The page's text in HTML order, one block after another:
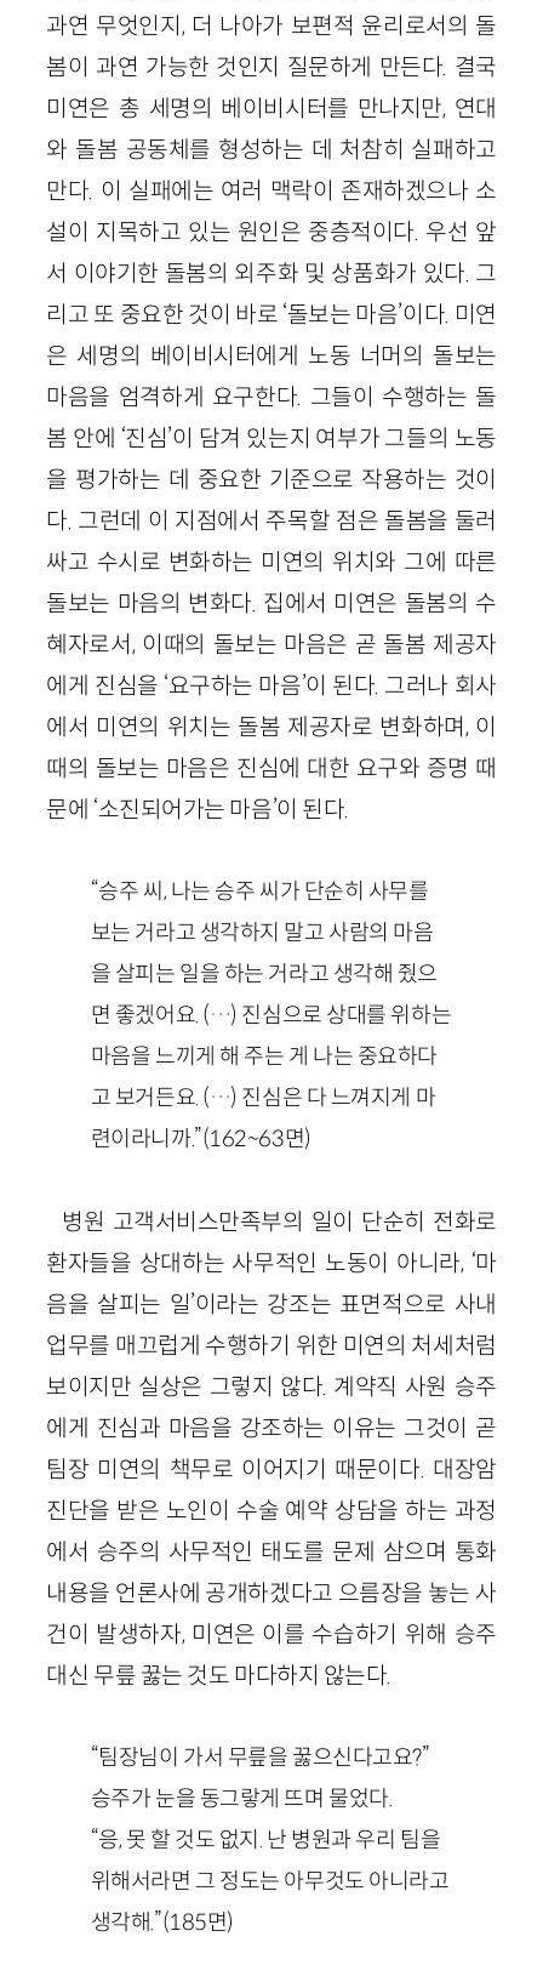
과연 무엇인지, 더 나아가 보편적 윤리로서의 돌
봄이 과연 가능한 것인지 질문하게 만든다. 결국
미연은 총 세명의 베이비시터를 만나지만, 연대
와 돌봄 공동체를 형성하는 데 처참히 실패하고
만다. 이 실패에는 여러 맥락이 존재하겠으나 소
설이 지목하고 있는 원인은 중층적이다. 우선 앞
서 이야기한 돌봄의 외주화 및 상품화가 있다. 그
리고 또 중요한 것이 바로 ‘돌보는 마음’이다. 미연
은 세명의 베이비시터에게 노동 너머의 돌보는
마음을 엄격하게 요구한다. 그들이 수행하는 돌
봄 안에 ‘진심’이 담겨 있는지 여부가 그들의 노동
을 평가하는 데 중요한 기준으로 작용하는 것이
다. 그런데 이 지점에서 주목할 점은 돌봄을 둘러
싸고 수시로 변화하는 미연의 위치와 그에 따른
돌보는 마음의 변화다. 집에서 미연은 돌봄의 수
혜자로서, 이때의 돌보는 마음은 곧 돌봄 제공자
에게 진심을 ‘요구하는 마음’이 된다. 그러나 회사
에서 미연의 위치는 돌봄 제공자로 변화하며, 이
때의 돌보는 마음은 진심에 대한 요구와 증명 때
문에 ‘소진되어가는 마음’이 된다.
“승주 씨, 나는 승주 씨가 단순히 사무를
보는 거라고 생각하지 말고 사람의 마음
을 살피는 일을 하는 거라고 생각해 줬으
면 좋겠어요. (…) 진심으로 상대를 위하는
마음을 느끼게 해 주는 게 나는 중요하다
고 보거든요. (…) 진심은 다 느껴지게 마
련이라니까.”(162~63면)
병원 고객서비스만족부의 일이 단순히 전화로
환자들을 상대하는 사무적인 노동이 아니라, ‘마
음을 살피는 일’이라는 강조는 표면적으로 사내
업무를 매끄럽게 수행하기 위한 미연의 처세처럼
보이지만 실상은 그렇지 않다. 계약직 사원 승주
에게 진심과 마음을 강조하는 이유는 그것이 곧
팀장 미연의 책무로 이어지기 때문이다. 대장암
진단을 받은 노인이 수술 예약 상담을 하는 과정
에서 승주의 사무적인 태도를 문제 삼으며 통화
내용을 언론사에 공개하겠다고 으름장을 놓는 사
건이 발생하자, 미연은 이를 수습하기 위해 승주
대신 무릎 꿇는 것도 마다하지 않는다.
“팀장님이 가서 무릎을 꿇으신다고요?”
승주가 눈을 동그랗게 뜨며 물었다.
“응, 못 할 것도 없지. 난 병원과 우리 팀을
위해서라면 그 정도는 아무것도 아니라고
생각해.”(185면)